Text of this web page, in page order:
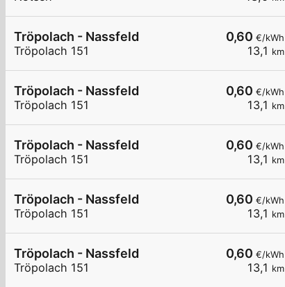
0,60 €/kWh
13,1 km
Tröpolach - Nassfeld
Tröpolach 151
0,60 €/kWh
13,1 km
Tröpolach - Nassfeld
Tröpolach 151
0,60 €/kWh
13,1 km
Tröpolach - Nassfeld
Tröpolach 151
0,60 €/kWh
13,1 km
Tröpolach - Nassfeld
Tröpolach 151
0,60 €/kWh
13,1 km
Tröpolach - Nassfeld
Tröpolach 151